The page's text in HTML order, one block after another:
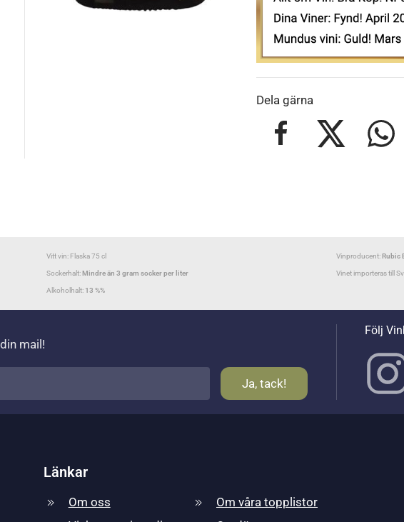
Dela gärna
Vitt vin: Flaska 75 cl
Sockerhalt:Mindre än 3 gram socker per liter
Alkoholhalt: 13 %%
Vinproducent:Rubic
Vinet importeras till
mail!
Följ
Länkar
Om oss
Om våra topplistor